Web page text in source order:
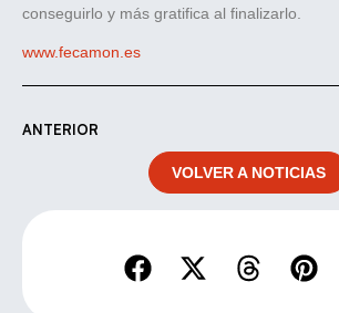
conseguirlo y más gratifica al finalizarlo.
www.fecamon.es
ANTERIOR
VOLVER A NOTICIAS